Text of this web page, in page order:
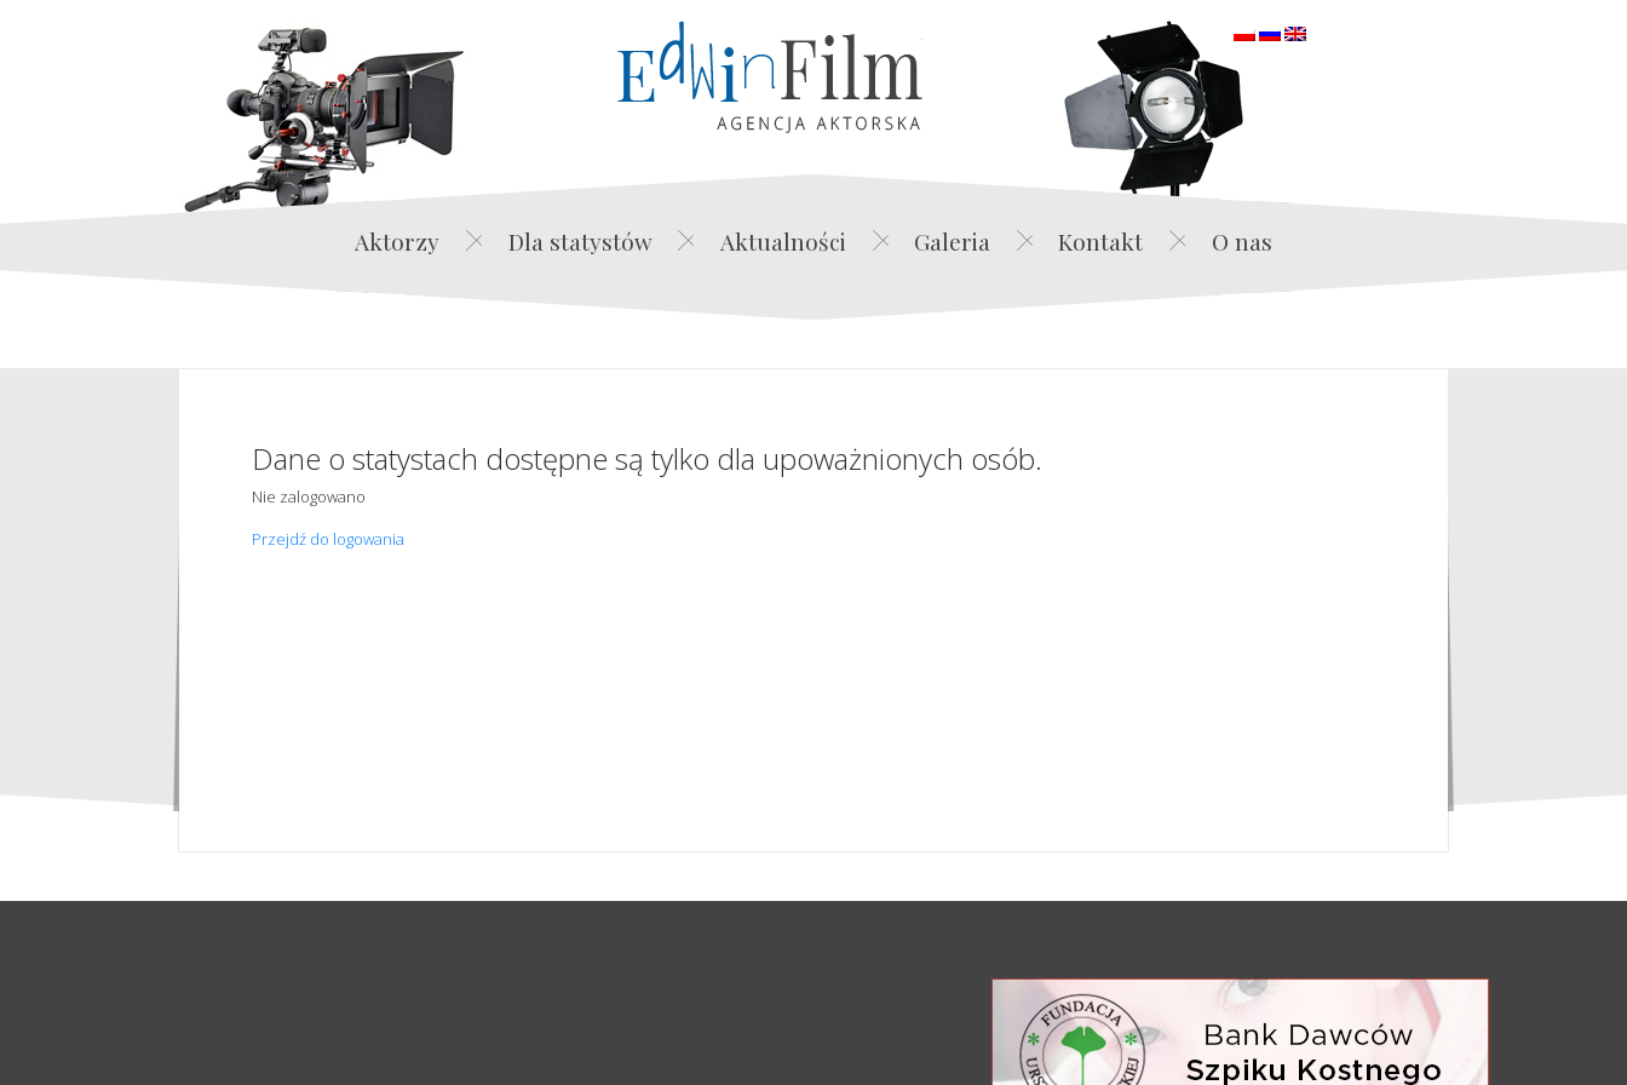
Edwin Film Agencja Aktorska
Aktorzy Dla statystów Aktualności Galeria Kontakt O nas
Dane o statystach dostępne są tylko dla upoważnionych osób.
Nie zalogowano
Przejdź do logowania